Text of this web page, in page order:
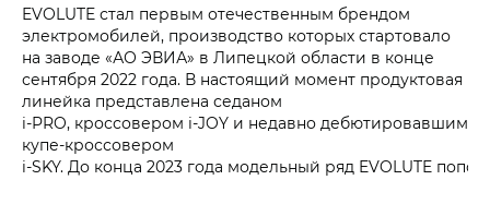
EVOLUTE стал первым отечественным брендом
электромобилей, производство которых стартовало
на заводе «АО ЭВИА» в Липецкой области в конце
сентября 2022 года. В настоящий момент продуктовая
линейка представлена седаном
i‑PRO, кроссовером i‑JOY и недавно дебютировавшим
купе-кроссовером
i‑SKY. До конца 2023 года модельный ряд EVOLUTE